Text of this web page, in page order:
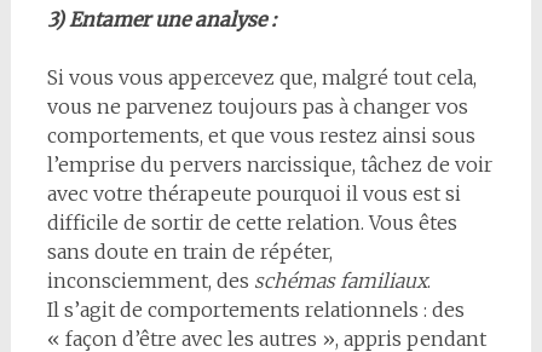
3) Entamer une analyse :
Si vous vous appercevez que, malgré tout cela,
vous ne parvenez toujours pas à changer vos
comportements, et que vous restez ainsi sous
l’emprise du pervers narcissique, tâchez de voir
avec votre thérapeute pourquoi il vous est si
difficile de sortir de cette relation. Vous êtes
sans doute en train de répéter,
inconsciemment, des schémas familiaux.
Il s’agit de comportements relationnels : des
« façon d’être avec les autres », appris pendant